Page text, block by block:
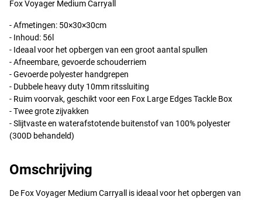
Fox Voyager Medium Carryall
- Afmetingen: 50×30×30cm
- Inhoud: 56l
- Ideaal voor het opbergen van een groot aantal spullen
- Afneembare, gevoerde schouderriem
- Gevoerde polyester handgrepen
- Dubbele heavy duty 10mm ritssluiting
- Ruim voorvak, geschikt voor een Fox Large Edges Tackle Box
- Twee grote zijvakken
- Slijtvaste en waterafstotende buitenstof van 100% polyester
(300D behandeld)
Omschrijving
De Fox Voyager Medium Carryall is ideaal voor het opbergen van